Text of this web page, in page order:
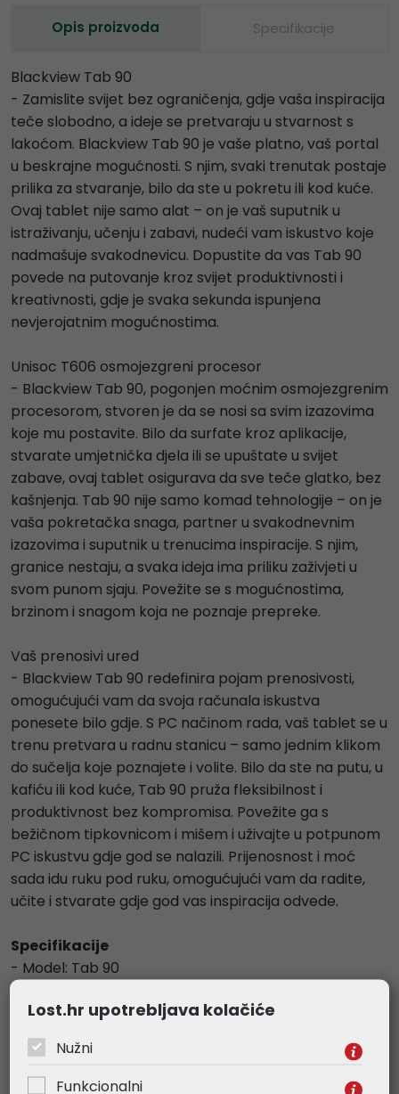
Opis proizvoda Specifikacije
Blackview Tab 90
- Zamislite svijet bez ograničenja, gdje vaša inspiracija
teče slobodno, a ideje se pretvaraju u stvarnost s
lakoćom. Blackview Tab 90 je vaše platno, vaš portal
u beskrajne mogućnosti. S njim, svaki trenutak postaje
prilika za stvaranje, bilo da ste u pokretu ili kod kuće.
Ovaj tablet nije samo alat – on je vaš suputnik u
istraživanju, učenju i zabavi, nudeći vam iskustvo koje
nadmašuje svakodnevicu. Dopustite da vas Tab 90
povede na putovanje kroz svijet produktivnosti i
kreativnosti, gdje je svaka sekunda ispunjena
nevjerojatnim mogućnostima.
Unisoc T606 osmojezgreni procesor
- Blackview Tab 90, pogonjen moćnim osmojezgrenim
procesorom, stvoren je da se nosi sa svim izazovima
koje mu postavite. Bilo da surfate kroz aplikacije,
stvarate umjetnička djela ili se upuštate u svijet
zabave, ovaj tablet osigurava da sve teče glatko, bez
kašnjenja. Tab 90 nije samo komad tehnologije – on je
vaša pokretačka snaga, partner u svakodnevnim
izazovima i suputnik u trenucima inspiracije. S njim,
granice nestaju, a svaka ideja ima priliku zaživjeti u
svom punom sjaju. Povežite se s mogućnostima,
brzinom i snagom koja ne poznaje prepreke.
Vaš prenosivi ured
- Blackview Tab 90 redefinira pojam prenosivosti,
omogućujući vam da svoja računala iskustva
ponesete bilo gdje. S PC načinom rada, vaš tablet se u
trenu pretvara u radnu stanicu – samo jednim klikom
do sučelja koje poznajete i volite. Bilo da ste na putu, u
kafiću ili kod kuće, Tab 90 pruža fleksibilnost i
produktivnost bez kompromisa. Povežite ga s
bežičnom tipkovnicom i mišem i uživajte u potpunom
PC iskustvu gdje god se nalazili. Prijenosnost i moć
sada idu ruku pod ruku, omogućujući vam da radite,
učite i stvarate gdje god vas inspiracija odvede.
Specifikacije
- Model: Tab 90
- Boje: Siva
- Dimenzije: 256,9 x 168,5 x 9,5 mm
- Težina: 544 g
- Zaslon: 10,92-inčni 800x1280 HD IPS, omjer zaslona
prema tijelu 83%
Lost.hr upotrebljava kolačiće
Nužni
Funkcionalni